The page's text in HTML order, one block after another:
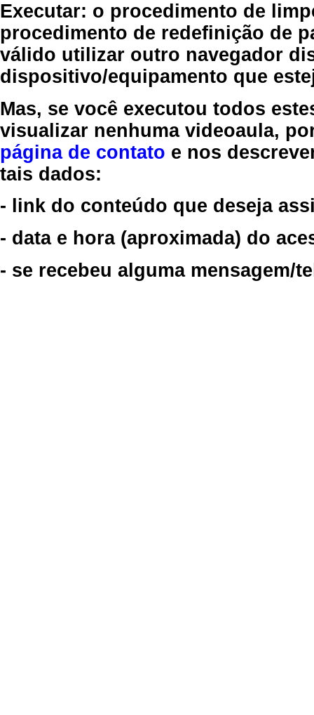
Executar: o procedimento de
procedimento de redefinição de
válido utilizar outro navegador
dispositivo/equipamento que
Mas, se você executou todos
visualizar nenhuma videoaula,
página de contato e nos
tais dados:
- link do conteúdo que deseja
- data e hora (aproximada) do
- se recebeu alguma mensagem/